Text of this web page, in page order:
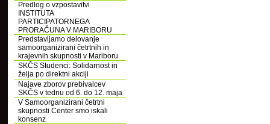
Predlog o vzpostavitvi
INSTITUTA
PARTICIPATORNEGA
PRORAČUNA V MARIBORU
Predstavljamo delovanje
samoorganizirani četrtnih in
krajevnih skupnosti v Mariboru
SKČS Studenci: Solidarnost in
želja po direktni akciji
Najave zborov prebivalcev
SKČS v tednu od 6. do 12. maja
V Samoorganizirani četrtni
skupnosti Center smo iskali
konsenz